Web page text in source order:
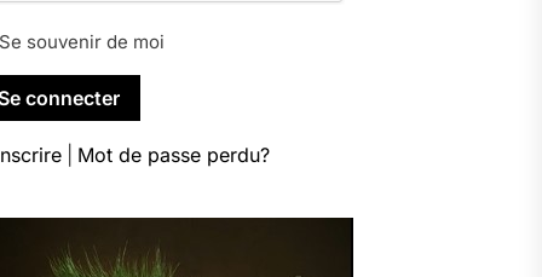
souvenir de moi
Mot de passe perdu?